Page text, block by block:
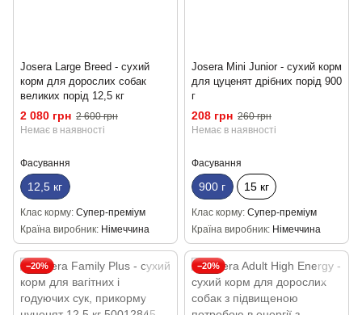
Josera Large Breed - сухий
корм для дорослих собак
великих порід 12,5 кг
2 080 грн 2 600 грн
Немає в наявності
Фасування
12,5 кг
Клас корму Супер-преміум
Країна виробник Німеччина
Josera Mini Junior - сухий корм
для цуценят дрібних порід 900
г
208 грн 260 грн
Немає в наявності
Фасування
900 г 15 кг
Клас корму Супер-преміум
Країна виробник Німеччина
−20% −20%